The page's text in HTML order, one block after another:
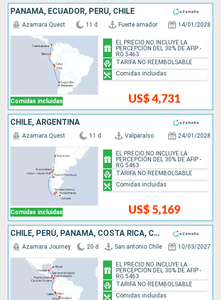
PANAMÁ, ECUADOR, PERÚ, CHILE
Comidas incluidas
Azamara Quest 11 d Fuerte amador 14/01/2028
US$ 4,731
EL PRECIO NO INCLUYE LA
PERCEPCIÓN DEL 30% DE AFIP -
RG 5463
TARIFA NO REEMBOLSABLE
Comidas incluidas
CHILE, ARGENTINA
Comidas incluidas
Azamara Quest 11 d Valparaíso 24/01/2028
US$ 5,169
EL PRECIO NO INCLUYE LA
PERCEPCIÓN DEL 30% DE AFIP -
RG 5463
TARIFA NO REEMBOLSABLE
Comidas incluidas
CHILE, PERÚ, PANAMÁ, COSTA RICA, COLOMBIA, MÉXICO, ESTADOS UNIDOS
Azamara Journey 20 d San antonio Chile 10/03/2027
EL PRECIO NO INCLUYE LA
PERCEPCIÓN DEL 30% DE AFIP -
RG 5463
TARIFA NO REEMBOLSABLE
Comidas incluidas